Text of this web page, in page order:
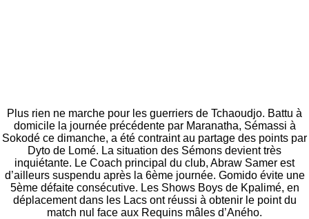
Plus rien ne marche pour les guerriers de Tchaoudjo. Battu à
domicile la journée précédente par Maranatha, Sémassi à
Sokodé ce dimanche, a été contraint au partage des points par
Dyto de Lomé. La situation des Sémons devient très
inquiétante. Le Coach principal du club, Abraw Samer est
d’ailleurs suspendu après la 6ème journée. Gomido évite une
5ème défaite consécutive. Les Shows Boys de Kpalimé, en
déplacement dans les Lacs ont réussi à obtenir le point du
match nul face aux Requins mâles d’Aného.